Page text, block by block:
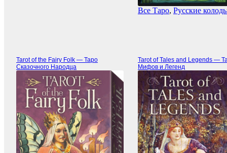
Все Таро, Русские
Tarot of the Fairy Folk — Таро
Сказочного Народца
Tarot of Tales and Legends —
Мифов и Легенд